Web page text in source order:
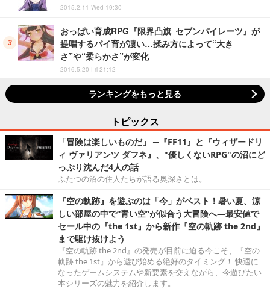
2015.2.11 Wed 19:30
おっぱい育成RPG『限界凸旗 セブンパイレーツ』が
提唱するパイ育が凄い…揉み方によって“大き
さ”や“柔らかさ”が変化
2016.5.20 Fri 21:12
ランキングをもっと見る
トピックス
「冒険は楽しいものだ」 ─『FF11』と『ウィザードリ
ィ ヴァリアンツ ダフネ』、"優しくないRPG"の沼にど
っぷり沈んだ4人の話
ふたつの沼の住人たちが語る奥深さとは。
『空の軌跡』を遊ぶのは「今」がベスト！暑い夏、涼
しい部屋の中で“青い空”が似合う大冒険へ―最安値で
セール中の『the 1st』から新作『空の軌跡 the 2nd』
まで駆け抜けよう
『空の軌跡 the 2nd』の発売が目前に迫る今こそ、『空の
軌跡 the 1st』から遊び始める絶好のタイミング！ 快適に
なったゲームシステムや新要素を交えながら、今遊びたい
本シリーズの魅力を紹介します。